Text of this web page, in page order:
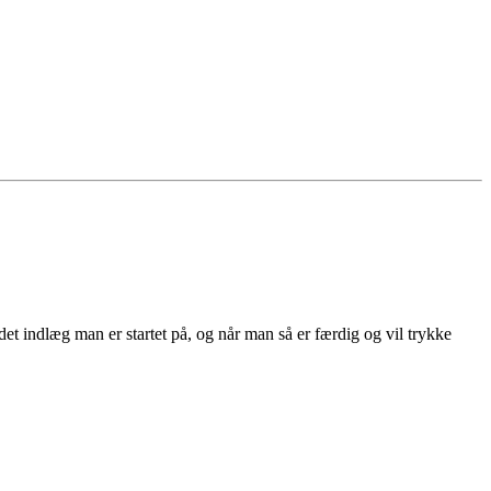
indlæg man er startet på, og når man så er færdig og vil trykke